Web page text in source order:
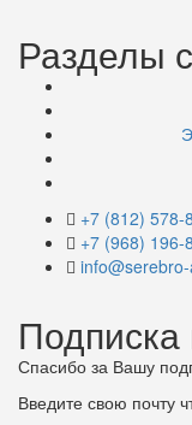
Разделы
+7 (812) 578-
+7 (968) 196-
Подписка
Спасибо за Вашу
Введите свою почту